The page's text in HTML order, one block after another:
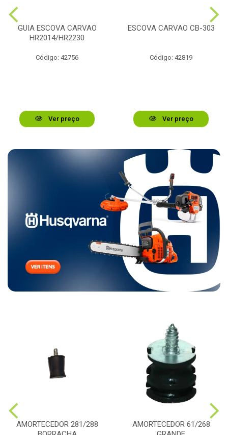
GUIA ESCOVA CARVAO
HR2014/HR2230
Código: 42756
Ver preço
ESCOVA CARVAO CB-303
Código: 42819
Ver preço
AMORTECEDOR 281/288
AMORTECEDOR 61/268